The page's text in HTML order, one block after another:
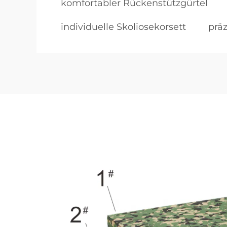
komfortabler Rückenstützgürtel
individuelle Skoliosekorsett